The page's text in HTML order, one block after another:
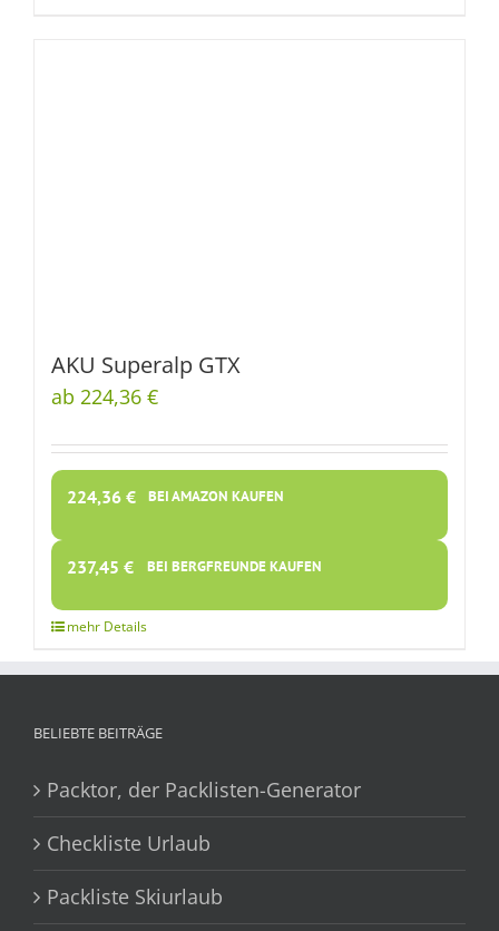
AKU Superalp GTX
ab 224,36 €
224,36 € BEI AMAZON KAUFEN
237,45 € BEI BERGFREUNDE KAUFEN
BELIEBTE BEITRÄGE
Packtor, der Packlisten-Generator
Checkliste Urlaub
Packliste Skiurlaub